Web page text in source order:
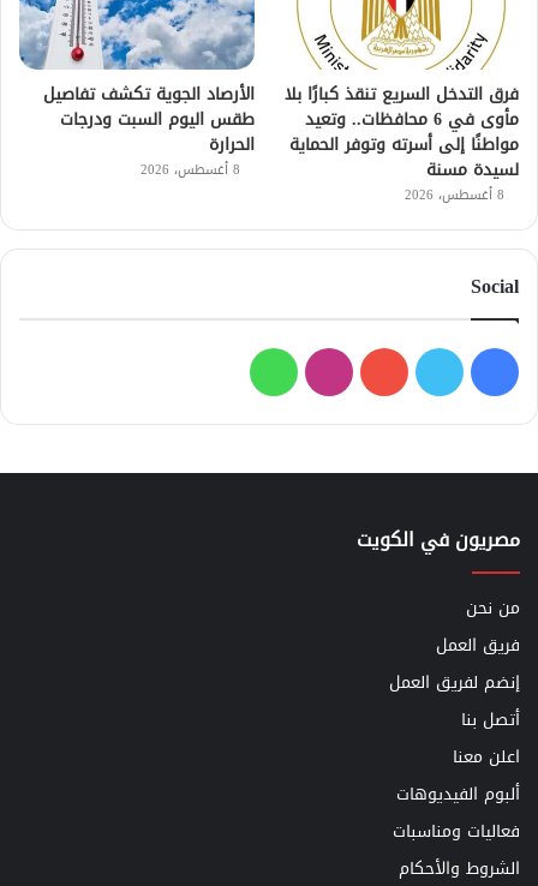
فرق التدخل السريع تنقذ كبارًا بلا
مأوى في 6 محافظات.. وتعيد
مواطنًا إلى أسرته وتوفر الحماية
لسيدة مسنة
8 أغسطس، 2026
الأرصاد الجوية تكشف تفاصيل
طقس اليوم السبت ودرجات
الحرارة
8 أغسطس، 2026
Social
فيسبوك
تويتر يوتيوبانستقرامواتساب
مصريون في الكويت
من نحن
فريق العمل
إنضم لفريق العمل
أتصل بنا
اعلن معنا
ألبوم الفيديوهات
فعاليات ومناسبات
الشروط والأحكام